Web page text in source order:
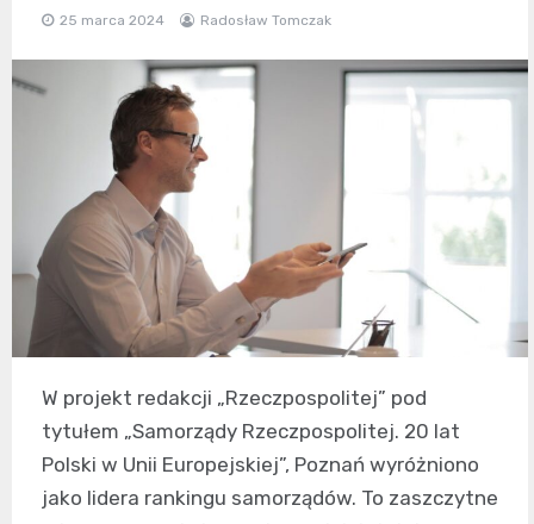
25 marca 2024 Radosław Tomczak
W projekt redakcji „Rzeczpospolitej” pod
tytułem „Samorządy Rzeczpospolitej. 20 lat
Polski w Unii Europejskiej”, Poznań wyróżniono
jako lidera rankingu samorządów. To zaszczytne